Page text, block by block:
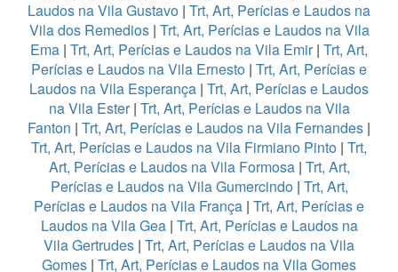
Laudos na Vila Gustavo | Trt, Art, Perícias e Laudos na
Vila dos Remedios| Trt, Art, Perícias e Laudos na Vila
Ema | Trt, Art, Perícias e Laudos na Vila Emir| Trt, Art,
Perícias e Laudos na Vila Ernesto | Trt, Art, Perícias e
Laudos na Vila Esperança | Trt, Art, Perícias e Laudos
na Vila Ester| Trt, Art, Perícias e Laudos na Vila
Fanton | Trt, Art, Perícias e Laudos na Vila Fernandes |
Trt, Art, Perícias e Laudos na Vila Firmiano Pinto | Trt,
Art, Perícias e Laudos na Vila Formosa| Trt, Art,
Perícias e Laudos na Vila Gumercindo| Trt, Art,
Perícias e Laudos na Vila França | Trt, Art, Perícias e
Laudos na Vila Gea| Trt, Art, Perícias e Laudos na
Vila Gertrudes | Trt, Art, Perícias e Laudos na Vila
Gomes | Trt, Art, Perícias e Laudos na Vila Gomes